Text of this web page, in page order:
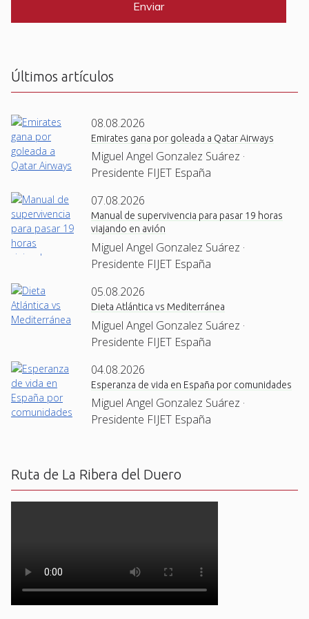
C
Últimos artículos
08.08.2026
Emirates gana por goleada a Qatar Airways
Miguel Angel Gonzalez Suárez ·
Presidente FIJET España
07.08.2026
Manual de supervivencia para pasar 19 horas
viajando en avión
Miguel Angel Gonzalez Suárez ·
Presidente FIJET España
05.08.2026
Dieta Atlántica vs Mediterránea
Miguel Angel Gonzalez Suárez ·
Presidente FIJET España
04.08.2026
Esperanza de vida en España por comunidades
Miguel Angel Gonzalez Suárez ·
Presidente FIJET España
Ruta de La Ribera del Duero